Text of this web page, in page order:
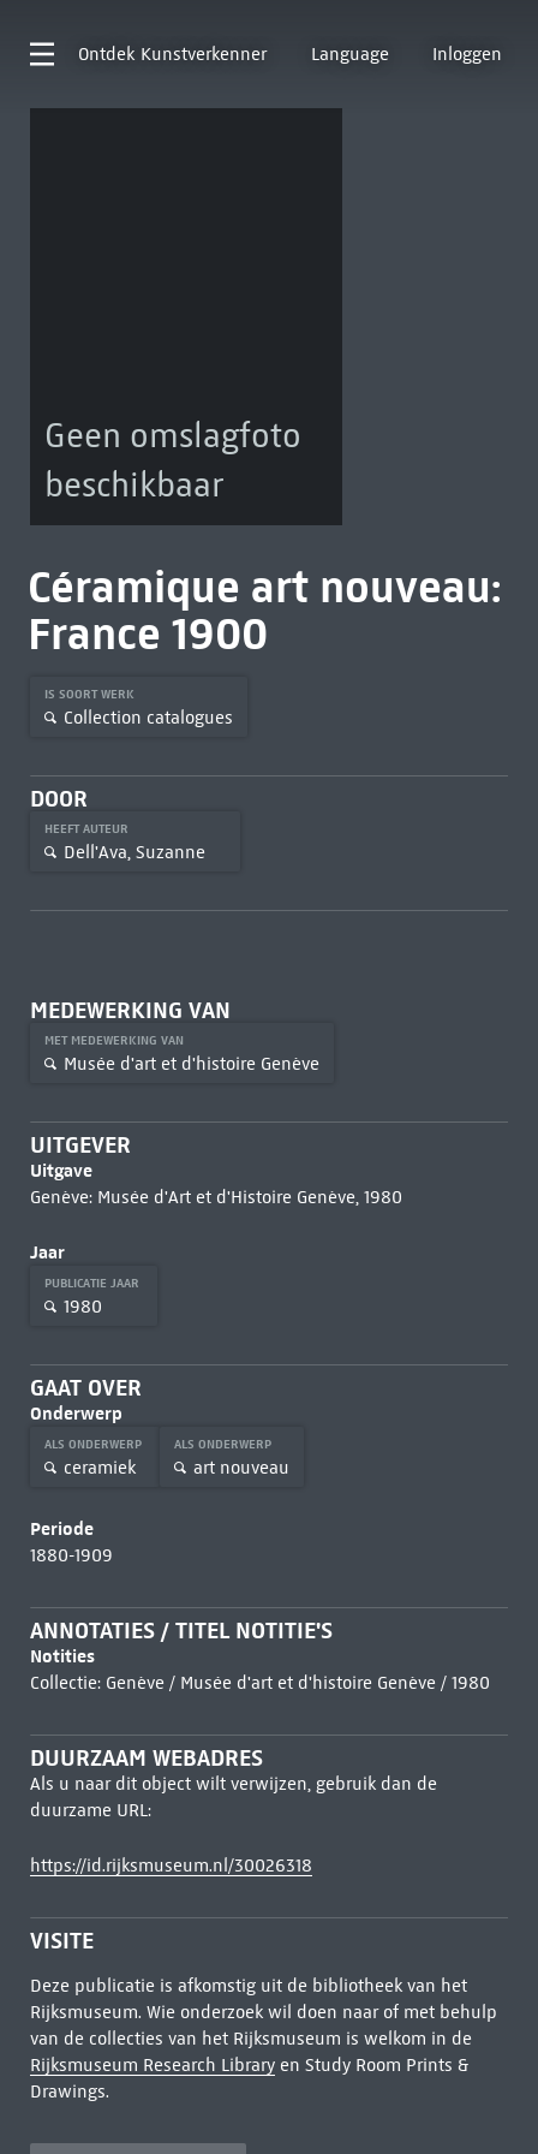
Ontdek Kunstverkenner Language Inloggen
Geen omslagfoto
beschikbaar
Céramique art nouveau:
France 1900
IS SOORT WERK
Collection catalogues
DOOR
HEEFT AUTEUR
Dell'Ava, Suzanne
MEDEWERKING VAN
MET MEDEWERKING VAN
Musée d'art et d'histoire Genève
UITGEVER
Uitgave
Genève: Musée d'Art et d'Histoire Genève, 1980
Jaar
PUBLICATIE JAAR
1980
GAAT OVER
Onderwerp
ALS ONDERWERP
ceramiek
ALS ONDERWERP
art nouveau
Periode
1880-1909
ANNOTATIES / TITEL NOTITIE'S
Notities
Collectie: Genève / Musée d'art et d'histoire Genève / 1980
DUURZAAM WEBADRES
Als u naar dit object wilt verwijzen, gebruik dan de
duurzame URL:
https://id.rijksmuseum.nl/30026318
VISITE
Deze publicatie is afkomstig uit de bibliotheek van het
Rijksmuseum. Wie onderzoek wil doen naar of met behulp
van de collecties van het Rijksmuseum is welkom in de
Rijksmuseum Research Libraryen Study Room Prints &
Drawings.